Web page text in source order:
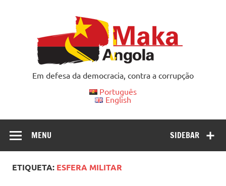
Em defesa da democracia, contra a corrupção
Português
English
SIDEBAR
MENU
ETIQUETA: ESFERA MILITAR